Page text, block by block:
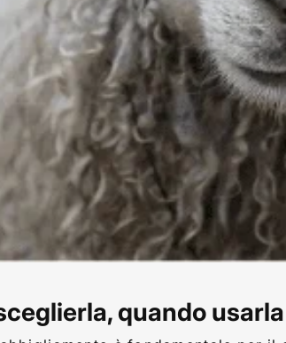
quando